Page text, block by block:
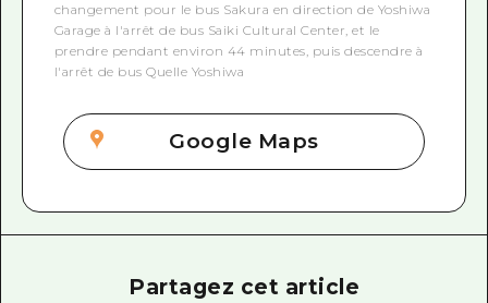
changement pour le bus Sakura en direction de Yoshiwa
Garage à l'arrêt de bus Saiki Cultural Center, et le
prendre pendant environ 44 minutes, puis descendre à
l'arrêt de bus Quelle Yoshiwa
Google Maps
Partagez cet article